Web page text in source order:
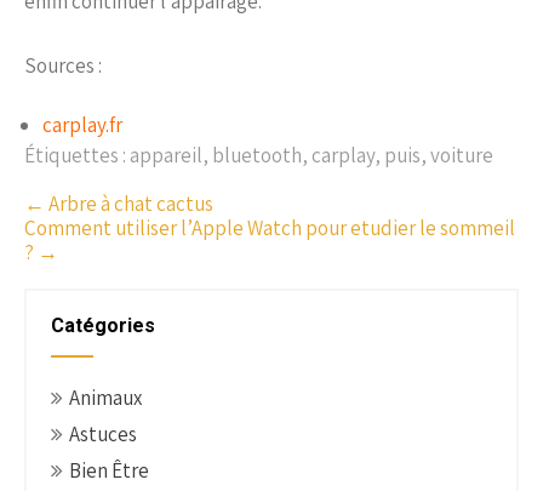
Sources :
carplay.fr
Étiquettes : appareil, bluetooth, carplay, puis,voiture
P
o
s
← Arbre à chat cactus
Comment utiliser l’Apple Watch pour etudier le sommeil
? →
Catégories
Animaux
Astuces
Bien Être